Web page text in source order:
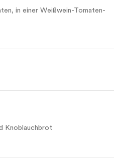
in einer Weißwein-Tomaten-
Knoblauchbrot